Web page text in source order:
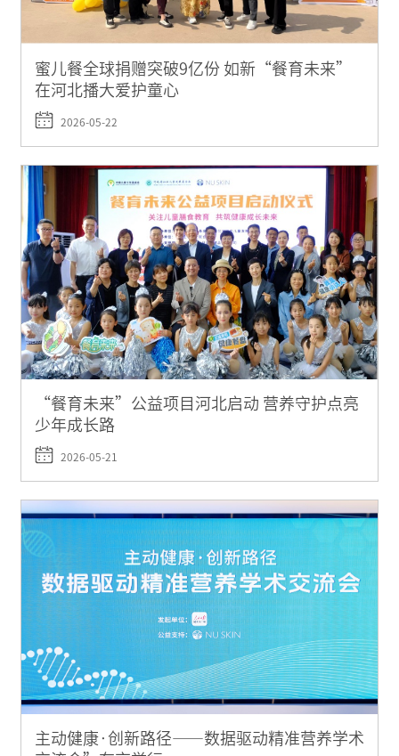
蜜儿餐全球捐赠突破9亿份 如新“餐育未来”
在河北播大爱护童心
2026-05-22
“餐育未来”公益项目河北启动 营养守护点亮
少年成长路
2026-05-21
主动健康·创新路径——数据驱动精准营养学术